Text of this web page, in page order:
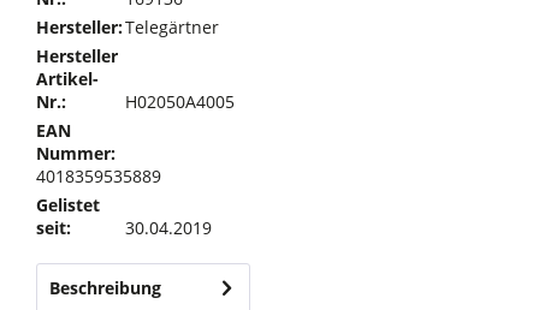
Hersteller:Telegärtner
Hersteller
Artikel-
Nr.:
H02050A4005
EAN
Nummer:
4018359535889
Gelistet
seit:
30.04.2019
Beschreibung